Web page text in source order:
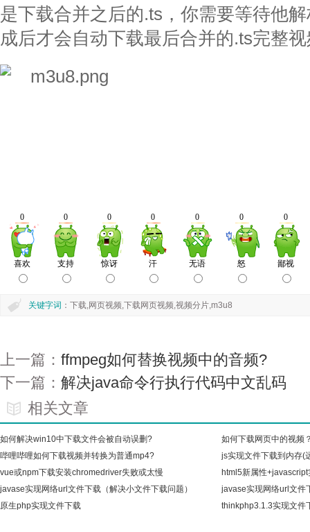
是下载合并之后的.ts，你需要等待他
成后才会自动下载最后合并的.ts完整
关键字词 ：下载,网页视频,下载网页视频,视频分片,m3u8
上一篇： ffmpeg如何替换视频中的音频?
下一篇： 解决java命令行执行代码中文乱码
相关文章
如何解决win10中下载文件会被自动误删?
如何下载网页中的视频
哔哩哔哩如何下载视频并转换为普通mp4?
js实现文件下载到内存(
vue或npm下载安装chromedriver失败或太慢
html5新属性
javase实现网络url文件下载（解决小文件下载问题）
javase实现网络url文件
原生php实现文件下载
thinkphp3.1.3实现文件